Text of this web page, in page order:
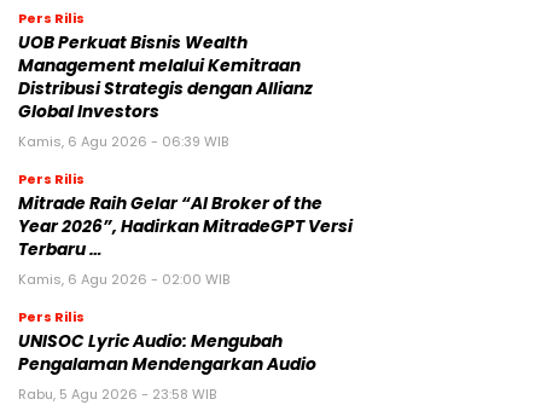
Pers Rilis
UOB Perkuat Bisnis Wealth
Management melalui Kemitraan
Distribusi Strategis dengan Allianz
Global Investors
Kamis, 6 Agu 2026 - 06:39 WIB
Pers Rilis
Mitrade Raih Gelar “AI Broker of the
Year 2026”, Hadirkan MitradeGPT Versi
Terbaru …
Kamis, 6 Agu 2026 - 02:00 WIB
Pers Rilis
UNISOC Lyric Audio: Mengubah
Pengalaman Mendengarkan Audio
Rabu, 5 Agu 2026 - 23:58 WIB